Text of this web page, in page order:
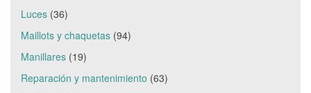
Luces (36)
Maillots y chaquetas (94)
Manillares (19)
Reparación y mantenimiento (63)